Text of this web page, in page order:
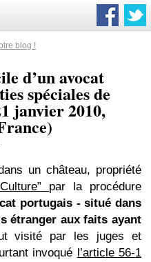
blog !
d’un avocat
spéciales de
janvier 2010,
un château, propriété
par la procédure
portugais - situé dans
étranger aux faits ayant
visité par les juges et
invoqué l’article 56-1